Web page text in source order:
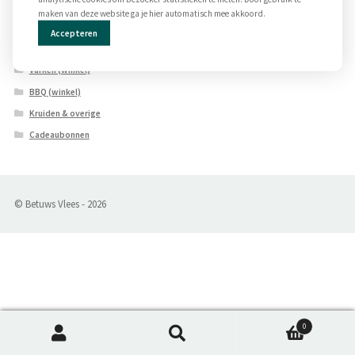
Over ons
Kip (online)
Rund (winkel)
Varken (winkel)
BBQ (winkel)
Kruiden & overige
Cadeaubonnen
© Betuws Vlees - 2026
0
maken van deze website ga je hier automatisch mee akkoord.
Accepteren